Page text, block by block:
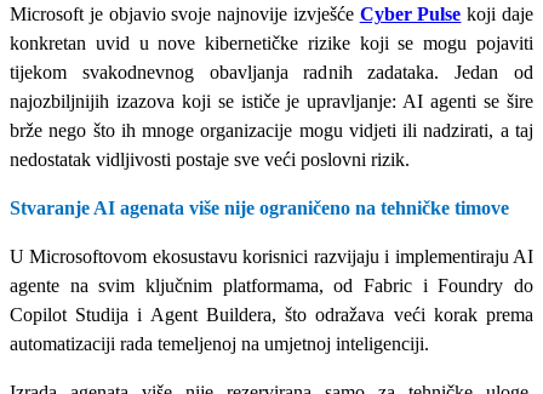
Microsoft je objavio svoje najnovije izvješće Cyber Pulse koji daje
konkretan uvid u nove kibernetičke rizike koji se mogu pojaviti
tijekom svakodnevnog obavljanja radnih zadataka. Jedan od
najozbiljnijih izazova koji se ističe je upravljanje: AI agenti se šire
brže nego što ih mnoge organizacije mogu vidjeti ili nadzirati, a taj
nedostatak vidljivosti postaje sve veći poslovni rizik.
Stvaranje AI agenata više nije ograničeno na tehničke timove
U Microsoftovom ekosustavu korisnici razvijaju i implementiraju AI
agente na svim ključnim platformama, od Fabric i Foundry do
Copilot Studija i Agent Buildera, što odražava veći korak prema
automatizaciji rada temeljenoj na umjetnoj inteligenciji.